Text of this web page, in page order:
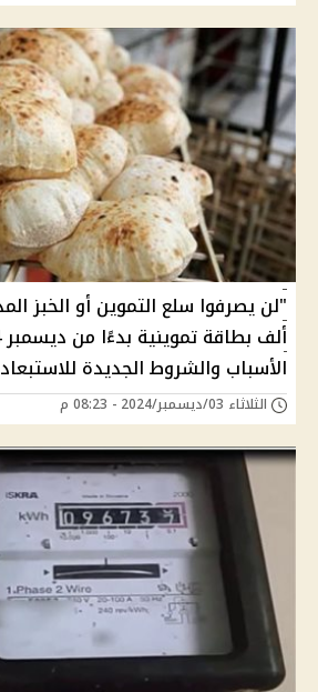
الأسباب والشروط الجديدة للاستبعاد
الثلاثاء 03/ديسمبر/2024 - 08:23 م